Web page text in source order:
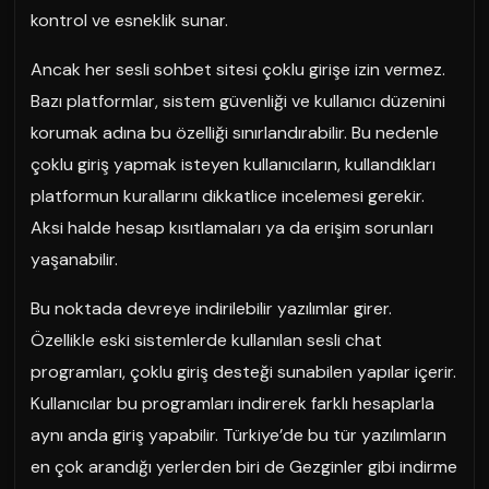
kontrol ve esneklik sunar.
Ancak her sesli sohbet sitesi çoklu girişe izin vermez.
Bazı platformlar, sistem güvenliği ve kullanıcı düzenini
korumak adına bu özelliği sınırlandırabilir. Bu nedenle
çoklu giriş yapmak isteyen kullanıcıların, kullandıkları
platformun kurallarını dikkatlice incelemesi gerekir.
Aksi halde hesap kısıtlamaları ya da erişim sorunları
yaşanabilir.
Bu noktada devreye indirilebilir yazılımlar girer.
Özellikle eski sistemlerde kullanılan sesli chat
programları, çoklu giriş desteği sunabilen yapılar içerir.
Kullanıcılar bu programları indirerek farklı hesaplarla
aynı anda giriş yapabilir. Türkiye’de bu tür yazılımların
en çok arandığı yerlerden biri de Gezginler gibi indirme